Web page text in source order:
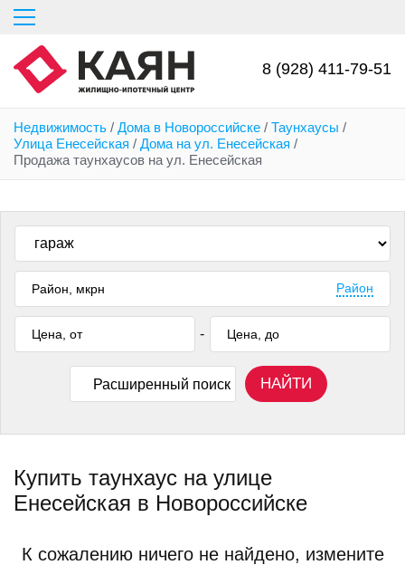
Перейти
основному
содержанию
8 (928) 411-79-51
Недвижимость / Дома в Новороссийске / Таунхаусы /
Улица Енесейская / Дома на ул. Енесейская /
Продажа таунхаусов на ул. Енесейская
Район
-
Расширенный поиск НАЙТИ
Купить таунхаус на улице
Енесейская в Новороссийске
К сожалению ничего не найдено, измените